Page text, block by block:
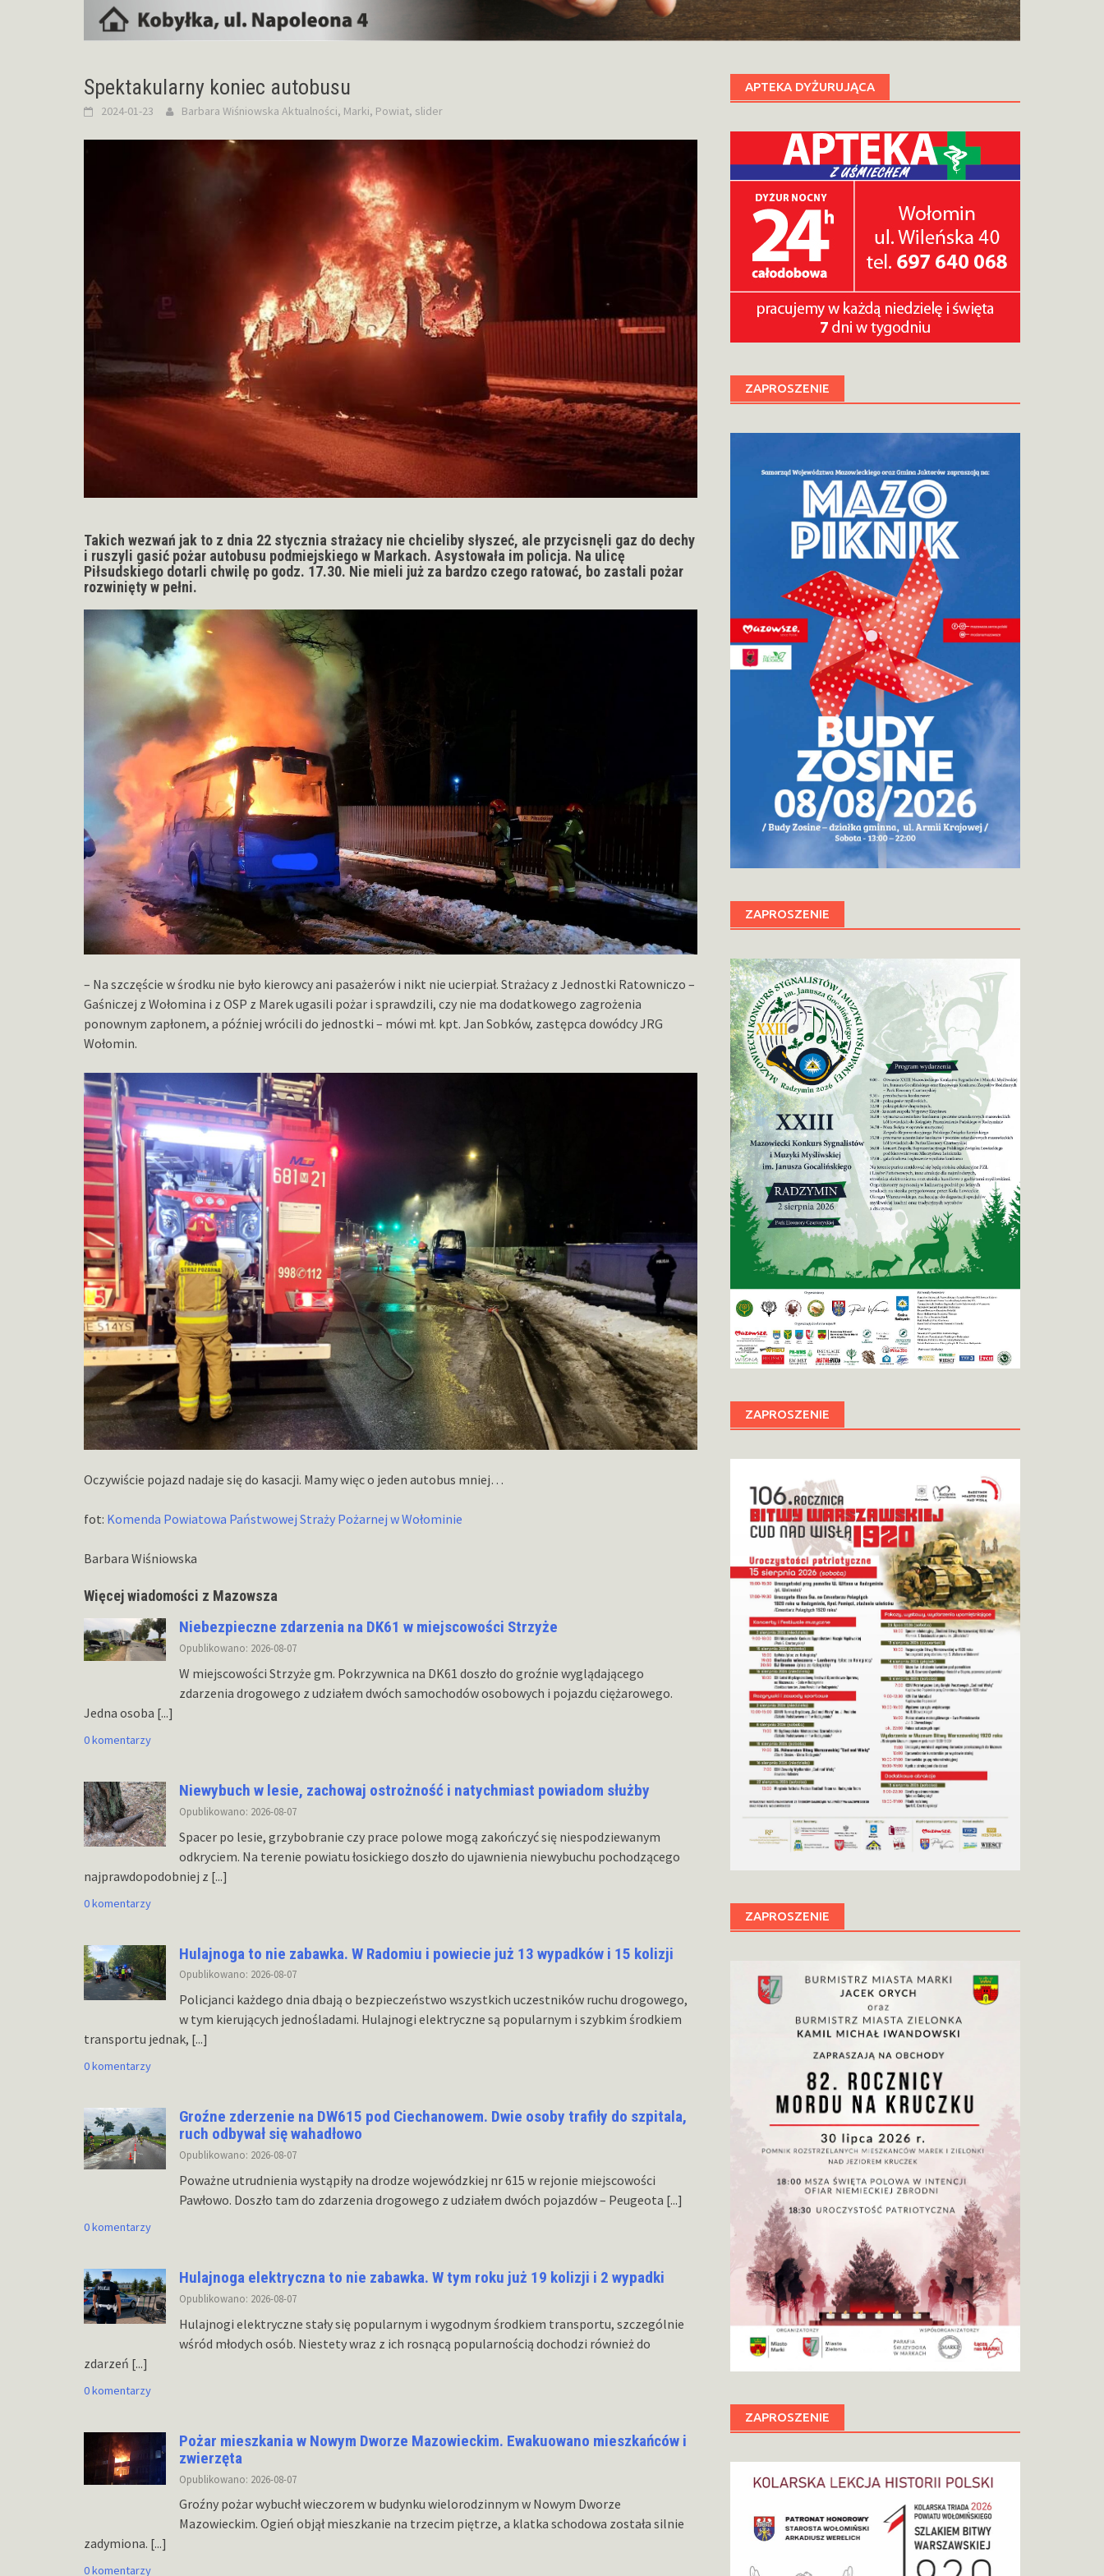
Spektakularny koniec autobusu
2024-01-23 Barbara Wiśniowska Aktualności, Marki, Powiat, slider
Takich wezwań jak to z dnia 22 stycznia strażacy nie chcieliby słyszeć, ale przycisnęli gaz do dechy
i ruszyli gasić pożar autobusu podmiejskiego w Markach. Asystowała im policja. Na ulicę
Piłsudskiego dotarli chwilę po godz. 17.30. Nie mieli już za bardzo czego ratować, bo zastali pożar
rozwinięty w pełni.
– Na szczęście w środku nie było kierowcy ani pasażerów i nikt nie ucierpiał. Strażacy z Jednostki Ratowniczo –
Gaśniczej z Wołomina i z OSP z Marek ugasili pożar i sprawdzili, czy nie ma dodatkowego zagrożenia
ponownym zapłonem, a później wrócili do jednostki – mówi mł. kpt. Jan Sobków, zastępca dowódcy JRG
Wołomin.
Oczywiście pojazd nadaje się do kasacji. Mamy więc o jeden autobus mniej…
fot: Komenda Powiatowa Państwowej Straży Pożarnej w Wołominie
Barbara Wiśniowska
Więcej wiadomości z Mazowsza
Niebezpieczne zdarzenia na DK61 w miejscowości Strzyże
Opublikowano: 2026-08-07
W miejscowości Strzyże gm. Pokrzywnica na DK61 doszło do groźnie wyglądającego
zdarzenia drogowego z udziałem dwóch samochodów osobowych i pojazdu ciężarowego.
Jedna osoba [...]
0 komentarzy
Niewybuch w lesie, zachowaj ostrożność i natychmiast powiadom służby
Opublikowano: 2026-08-07
Spacer po lesie, grzybobranie czy prace polowe mogą zakończyć się niespodziewanym
odkryciem. Na terenie powiatu łosickiego doszło do ujawnienia niewybuchu pochodzącego
najprawdopodobniej z [...]
0 komentarzy
Hulajnoga to nie zabawka. W Radomiu i powiecie już 13 wypadków i 15 kolizji
Opublikowano: 2026-08-07
Policjanci każdego dnia dbają o bezpieczeństwo wszystkich uczestników ruchu drogowego,
w tym kierujących jednośladami. Hulajnogi elektryczne są popularnym i szybkim środkiem
transportu jednak, [...]
0 komentarzy
Groźne zderzenie na DW615 pod Ciechanowem. Dwie osoby trafiły do szpitala,
ruch odbywał się wahadłowo
Opublikowano: 2026-08-07
Poważne utrudnienia wystąpiły na drodze wojewódzkiej nr 615 w rejonie miejscowości
Pawłowo. Doszło tam do zdarzenia drogowego z udziałem dwóch pojazdów – Peugeota [...]
0 komentarzy
Hulajnoga elektryczna to nie zabawka. W tym roku już 19 kolizji i 2 wypadki
Opublikowano: 2026-08-07
Hulajnogi elektryczne stały się popularnym i wygodnym środkiem transportu, szczególnie
wśród młodych osób. Niestety wraz z ich rosnącą popularnością dochodzi również do
zdarzeń [...]
0 komentarzy
Pożar mieszkania w Nowym Dworze Mazowieckim. Ewakuowano mieszkańców i
zwierzęta
Opublikowano: 2026-08-07
Groźny pożar wybuchł wieczorem w budynku wielorodzinnym w Nowym Dworze
Mazowieckim. Ogień objął mieszkanie na trzecim piętrze, a klatka schodowa została silnie
zadymiona. [...]
0 komentarzy
APTEKA DYŻURUJĄCA
ZAPROSZENIE
ZAPROSZENIE
ZAPROSZENIE
ZAPROSZENIE
ZAPROSZENIE